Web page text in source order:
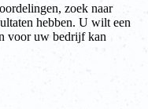
zoek naar
hebben. U wilt een
voor uw bedrijf kan